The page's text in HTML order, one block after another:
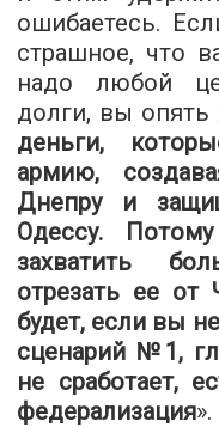
ошибаетесь.
страшное, что
надо любой
долги, вы опять
деньги,
армию,
Днепру и
Одессу.
захватить
отрезать ее
будет, если вы
сценарий №1,
не сработает,
федерализация».